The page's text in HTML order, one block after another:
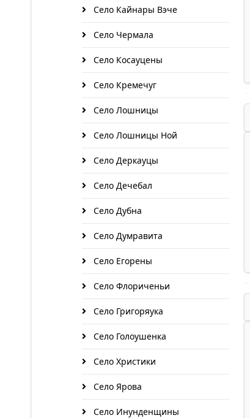
Село Кайнары Вэче
Село Чермала
Село Косауцены
Село Кремечуг
Село Лошницы
Село Лошницы Ной
Село Деркауцы
Село Дечебал
Село Дубна
Село Думравита
Село Егорены
Село Флориченьи
Село Григоряука
Село Голоушенка
Село Христики
Село Ярова
Село Инунденщины